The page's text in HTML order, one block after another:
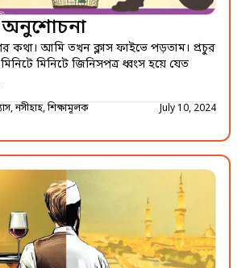
কথা। আমি তখন ক্লাস ফাইভে পড়তাম। প্রচুর
মিনিটে জিনিসপত্র ধ্বংস হয়ে যেত
নসীহাহ, শিক্ষামূলক July 10, 2024